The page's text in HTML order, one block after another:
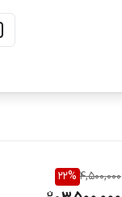
4,500,000
22%